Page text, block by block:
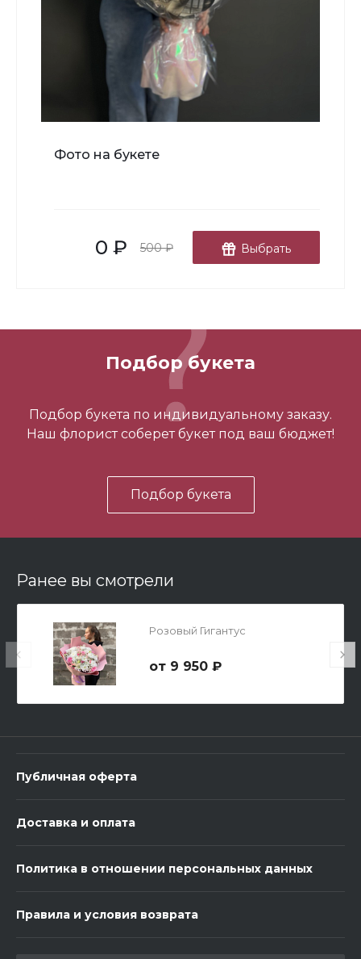
Мишка Мини №1
В корзину
-
Фото на букете
0 ₽ 500 ₽ Выбрать
Подбор букета
Подбор букета по индивидуальному заказу.
Наш флорист соберет букет под ваш бюджет!
Подбор букета
Ранее вы смотрели
Розовый Гигантус
9 950 ₽
Публичная оферта
Доставка и оплата
Политика в отношении персональных данных
Правила и условия возврата